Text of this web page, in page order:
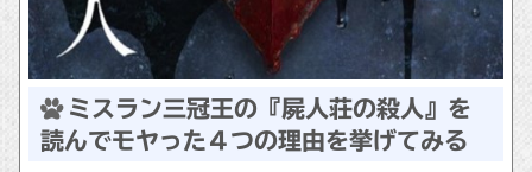
ミスラン三冠王の『屍人荘の殺人』を
読んでモヤった４つの理由を挙げてみる